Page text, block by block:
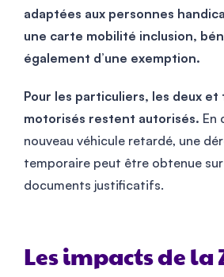
adaptées aux personnes
une carte mobilité inclusion,
également d’une exemption.
Pour les particuliers, les deux et
motorisés restent autorisés. En
nouveau véhicule retardé, une
temporaire peut être obtenue
documents justificatifs.
Les impacts de la